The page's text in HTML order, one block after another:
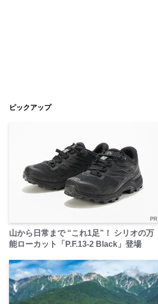
ピックアップ
PR
山から日常まで “これ1足”！ シリオの万
能ローカット「P.F.13-2 Black」登場